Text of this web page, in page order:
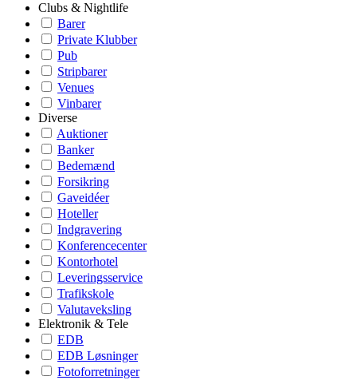
Clubs & Nightlife
Barer
Private Klubber
Pub
Stripbarer
Venues
Vinbarer
Diverse
Auktioner
Banker
Bedemænd
Forsikring
Gaveidéer
Hoteller
Indgravering
Konferencecenter
Kontorhotel
Leveringsservice
Trafikskole
Valutaveksling
Elektronik & Tele
EDB
EDB Løsninger
Fotoforretninger